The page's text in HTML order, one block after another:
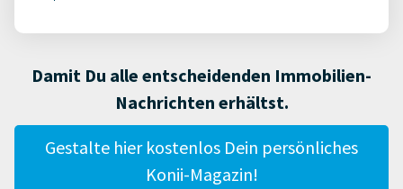
Damit Du alle entscheidenden Immobilien-
Nachrichten erhältst.
Gestalte hier kostenlos Dein persönliches
Konii-Magazin!